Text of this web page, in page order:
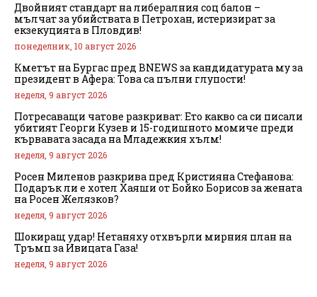
Двойният стандарт на либералния соц балон –
мълчат за убийствата в Петрохан, истеризират за
екзекуцията в Пловдив!
понеделник, 10 август 2026
Кметът на Бургас пред BNEWS за кандидатурата му за
президент в Афера: Това са пълни глупости!
неделя, 9 август 2026
Потресаващи чатове разкриват: Ето какво са си писали
убитият Георги Кузев и 15-годишното момиче преди
кървавата засада на Младежкия хълм!
неделя, 9 август 2026
Росен Миленов разкрива пред Кристияна Стефанова:
Подарък ли е хотел Хаяши от Бойко Борисов за жената
на Росен Желязков?
неделя, 9 август 2026
Шокиращ удар! Нетаняху отхвърли мирния план на
Тръмп за Ивицата Газа!
неделя, 9 август 2026